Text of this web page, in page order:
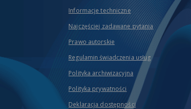
Informacje techniczne
Najczęściej zadawane pytania
Prawo autorskie
Regulamin świadczenia usług
Polityka archiwizacyjna
Polityka prywatności
Deklaracja dostępności